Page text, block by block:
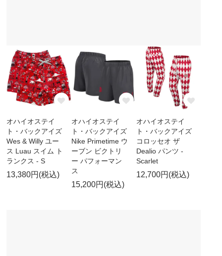
オハイオステイ
ト・バックアイズ
Wes & Willy ユー
ス Luau スイム ト
ランクス - S
13,380円(税込)
オハイオステイ
ト・バックアイズ
Nike Primetime ウ
ーブン ビクトリ
ー パフォーマン
ス
15,200円(税込)
オハイオステイ
ト・バックアイズ
コロッセオ ザ
Dealio パンツ -
Scarlet
12,700円(税込)